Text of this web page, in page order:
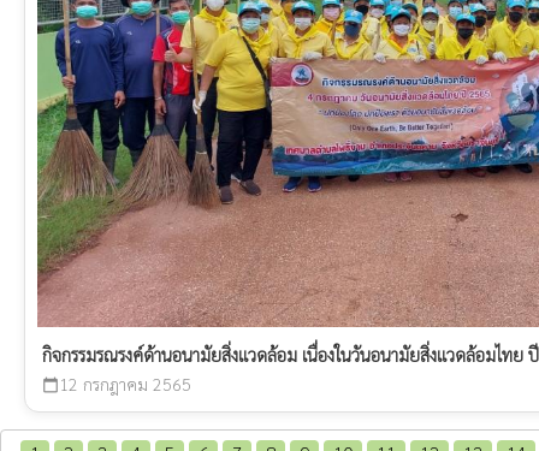
กิจกรรมรณรงค์ด้านอนามัยสิ่งแวดล้อม เนื่องในวันอนามัยสิ่งแวดล้อมไท
calendar_today 12 กรกฎาคม 2565